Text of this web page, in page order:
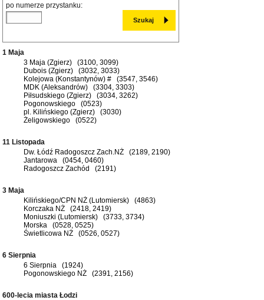
po numerze przystanku:
1 Maja
3 Maja (Zgierz) (3100, 3099)
Dubois (Zgierz) (3032, 3033)
Kolejowa (Konstantynów) # (3547, 3546)
MDK (Aleksandrów) (3304, 3303)
Piłsudskiego (Zgierz) (3034, 3262)
Pogonowskiego (0523)
pl. Kilińskiego (Zgierz) (3030)
Żeligowskiego (0522)
11 Listopada
Dw. Łódź Radogoszcz Zach.NŻ (2189, 2190)
Jantarowa (0454, 0460)
Radogoszcz Zachód (2191)
3 Maja
Kilińskiego/CPN NŻ (Lutomiersk) (4863)
Korczaka NŻ (2418, 2419)
Moniuszki (Lutomiersk) (3733, 3734)
Morska (0528, 0525)
Świetlicowa NŻ (0526, 0527)
6 Sierpnia
6 Sierpnia (1924)
Pogonowskiego NŻ (2391, 2156)
600-lecia miasta Łodzi